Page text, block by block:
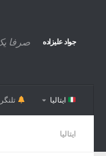
جواد علیزاده صرفا
ایتالیا تلنگر
ایتالیا